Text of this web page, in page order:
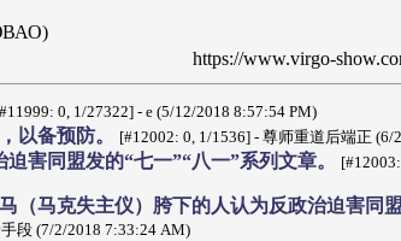
https://www.virgo-
0, 1/27322] - e (5/12/2018 8:57:54 PM)
以备预防。 [#12002: 0, 1/1536] - 尊师重道后端正 (6/
害同盟发的“七一”“八一”系列文章。
（马克失主仪）胯下的人认为反政治迫害同
段 (7/2/2018 7:33:24 AM)